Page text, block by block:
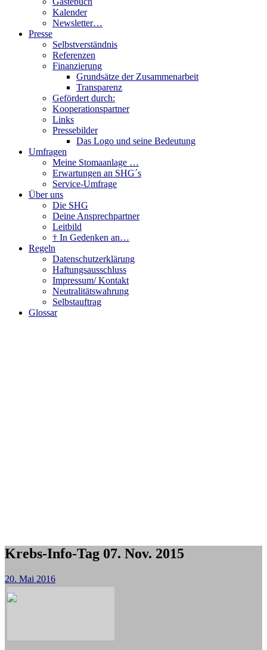
Kalender
Newsletter…
Presse
Selbstverständnis
Referenzen
Finanzierung
Grundsätze der Zusammenarbeit
Transparenz
Gefördert durch:
Kooperationspartner
Links
Pressebilder
Das Logo und seine Bedeutung
Umfragen
Meine Stomaanlage …
Erwartungen an SHG´s
Service-Umfrage
Über uns
Die SHG
Deine Ansprechpartner
Leitbild
† In Gedenken an…
Regeln
Datenschutzerklärung
Haftungsausschluss
Impressum/ Kontakt
Neutralitätswahrung
Selbstauftrag
Glossar
Krebs-Info-Tag 07. Nov. 2015
20. Mai 2016